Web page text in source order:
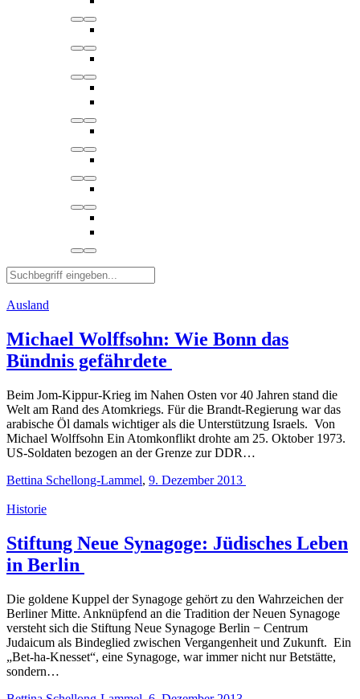
Ausland
Michael Wolffsohn: Wie Bonn das
Bündnis gefährdete
Beim Jom-Kippur-Krieg im Nahen Osten vor 40 Jahren stand die
Welt am Rand des Atomkriegs. Für die Brandt-Regierung war das
arabische Öl damals wichtiger als die Unterstützung Israels. Von
Michael Wolffsohn Ein Atomkonflikt drohte am 25. Oktober 1973.
US-Soldaten bezogen an der Grenze zur DDR…
Bettina Schellong-Lammel, 9. Dezember 2013
Historie
Stiftung Neue Synagoge: Jüdisches Leben
in Berlin
Die goldene Kuppel der Synagoge gehört zu den Wahrzeichen der
Berliner Mitte. Anknüpfend an die Tradition der Neuen Synagoge
versteht sich die Stiftung Neue Synagoge Berlin − Centrum
Judaicum als Bindeglied zwischen Vergangenheit und Zukunft. Ein
„Bet-ha-Knesset“, eine Synagoge, war immer nicht nur Betstätte,
sondern…